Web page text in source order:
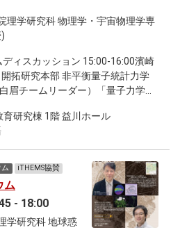
、「名付け親」として嬉しい限り
発生生物学者であり数学とは縁遠
には初めから首を突っ込む形
える」という共通テーマのもと、
たちが数式を議論し、顕微鏡をの
を観る姿に心躍りました。当時ハ
を驚愕させましたが、「ハーバ
学でできないはずがない」を合い
でした。 15:55-16:20 質
スタディグルーブ フラッシュトー
よるポスター発表
理学研究科 物理学・宇宙物理学専
ィスカッション 15:00-16:00濱崎
拓研究本部 非平衡量子統計力学
眉チームリーダー）「量子力学に
宙物理学専攻 物理学第２教室 准
宇宙時代のシスルナ科学へ」
研究棟 1階 益川ホール
iTHEMS協賛
ム
- 18:00
学研究科 地球惑